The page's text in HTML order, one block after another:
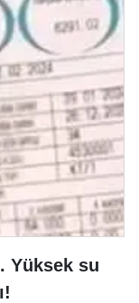
Yüksek su